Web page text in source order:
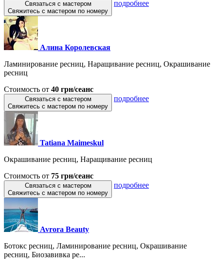
Связаться с мастером
Свяжитесь с мастером по номеру
подробнее
Алина Королевская
Ламинирование ресниц, Наращивание ресниц, Окрашивание
ресниц
Стоимость от 40 грн/сеанс
Связаться с мастером
Свяжитесь с мастером по номеру
подробнее
Tatiana Maimeskul
Окрашивание ресниц, Наращивание ресниц
Стоимость от 75 грн/сеанс
Связаться с мастером
Свяжитесь с мастером по номеру
подробнее
Avrora Beauty
Ботокс ресниц, Ламинирование ресниц, Окрашивание
ресниц, Биозавивка ре...